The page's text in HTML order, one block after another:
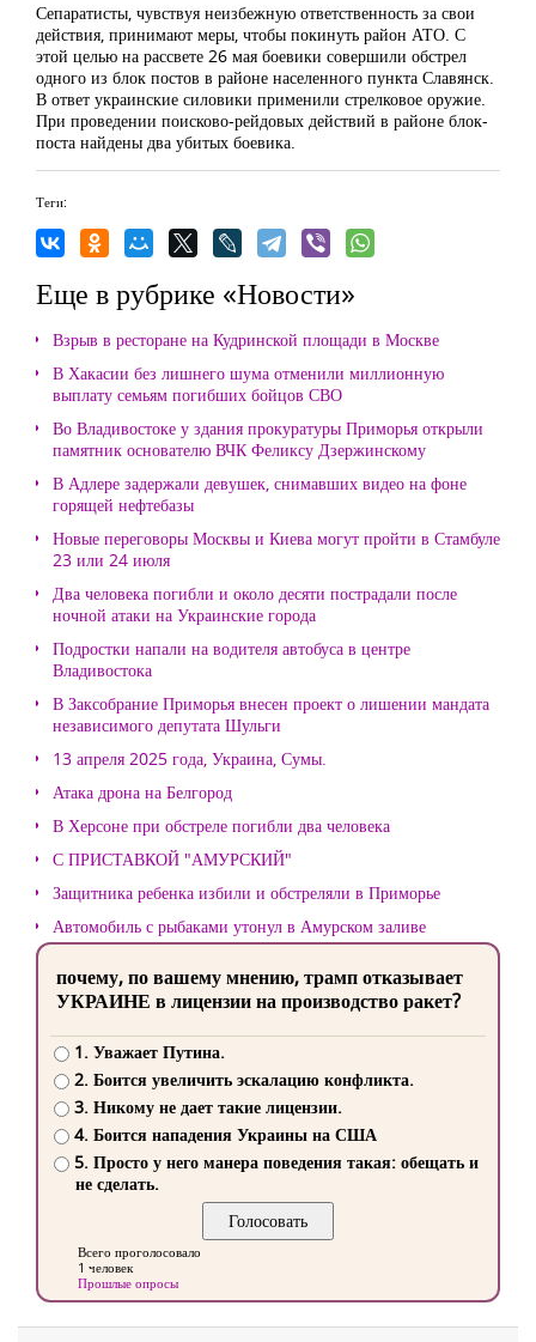
Сепаратисты, чувствуя неизбежную ответственность за свои
действия, принимают меры, чтобы покинуть район АТО. С
этой целью на рассвете 26 мая боевики совершили обстрел
одного из блок постов в районе населенного пункта Славянск.
В ответ украинские силовики применили стрелковое оружие.
При проведении поисково-рейдовых действий в районе блок-
поста найдены два убитых боевика.
Теги:
Еще в рубрике «Новости»
Взрыв в ресторане на Кудринской площади в Москве
В Хакасии без лишнего шума отменили миллионную
выплату семьям погибших бойцов СВО
Во Владивостоке у здания прокуратуры Приморья открыли
памятник основателю ВЧК Феликсу Дзержинскому
В Адлере задержали девушек, снимавших видео на фоне
горящей нефтебазы
Новые переговоры Москвы и Киева могут пройти в Стамбуле
23 или 24 июля
Два человека погибли и около десяти пострадали после
ночной атаки на Украинские города
Подростки напали на водителя автобуса в центре
Владивостока
В Заксобрание Приморья внесен проект о лишении мандата
независимого депутата Шульги
13 апреля 2025 года, Украина, Сумы.
Атака дрона на Белгород
В Херсоне при обстреле погибли два человека
С ПРИСТАВКОЙ "АМУРСКИЙ"
Защитника ребенка избили и обстреляли в Приморье
Автомобиль с рыбаками утонул в Амурском заливе
почему, по вашему мнению, трамп отказывает
УКРАИНЕ в лицензии на производство ракет?
1. Уважает Путина.
2. Боится увеличить эскалацию конфликта.
3. Никому не дает такие лицензии.
4. Боится нападения Украины на США
5. Просто у него манера поведения такая: обещать и
не сделать.
Всего проголосовало
1 человек
Прошлые опросы